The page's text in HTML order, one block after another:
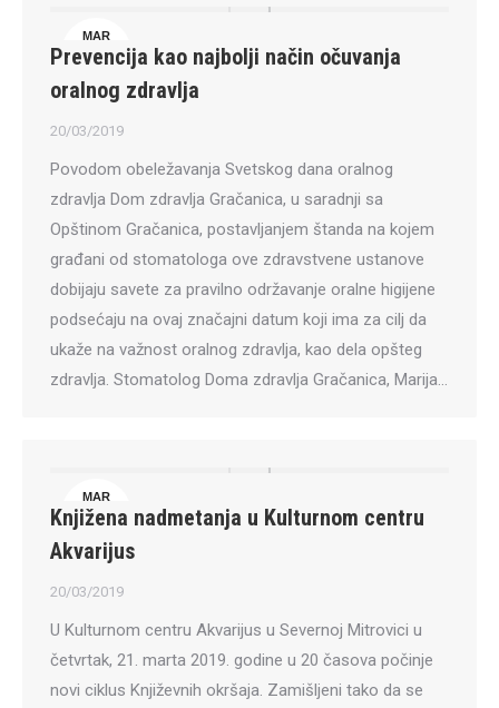
MAR
20
Prevencija kao najbolji način očuvanja
oralnog zdravlja
20/03/2019
Povodom obeležavanja Svetskog dana oralnog
zdravlja Dom zdravlja Gračanica, u saradnji sa
Opštinom Gračanica, postavljanjem štanda na kojem
građani od stomatologa ove zdravstvene ustanove
dobijaju savete za pravilno održavanje oralne higijene
podsećaju na ovaj značajni datum koji ima za cilj da
ukaže na važnost oralnog zdravlja, kao dela opšteg
zdravlja. Stomatolog Doma zdravlja Gračanica, Marija…
MAR
20
Knjižena nadmetanja u Kulturnom centru
Akvarijus
20/03/2019
U Kulturnom centru Akvarijus u Severnoj Mitrovici u
četvrtak, 21. marta 2019. godine u 20 časova počinje
novi ciklus Književnih okršaja. Zamišljeni tako da se